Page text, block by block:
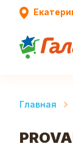
Главная